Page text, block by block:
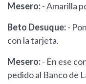
Mesero:- Amarilla
Beto Desuque:-
con la tarjeta.
Mesero:- En ese
pedido al Banco de